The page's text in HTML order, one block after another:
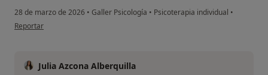
28 de marzo de 2026 • Galler Psicología • Psicoterapia individual •
en opinión del usuario Cecilia
Reportar
Julia Azcona Alberquilla